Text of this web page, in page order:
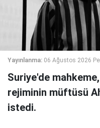
Yayınlanma: 06 Ağustos 2026
Suriye'de
rejiminin müftüsü
istedi.